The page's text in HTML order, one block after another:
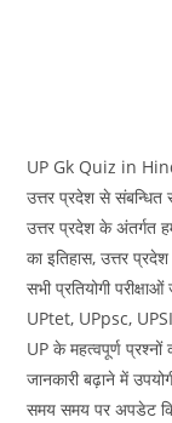
UP Gk Quiz in
उत्तर प्रदेश से संबन्धित
उत्तर प्रदेश के अंतर्गत
का इतिहास, उत्तर
सभी प्रतियोगी
UPtet, UPpsc,
UP के महत्वपूर्ण
जानकारी बढ़ाने में
समय समय पर अपडेट